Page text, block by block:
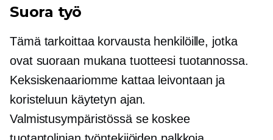
Suora työ
Tämä tarkoittaa korvausta henkilöille, jotka
ovat suoraan mukana tuotteesi tuotannossa.
Keksiskenaariomme kattaa leivontaan ja
koristeluun käytetyn ajan.
Valmistusympäristössä se koskee